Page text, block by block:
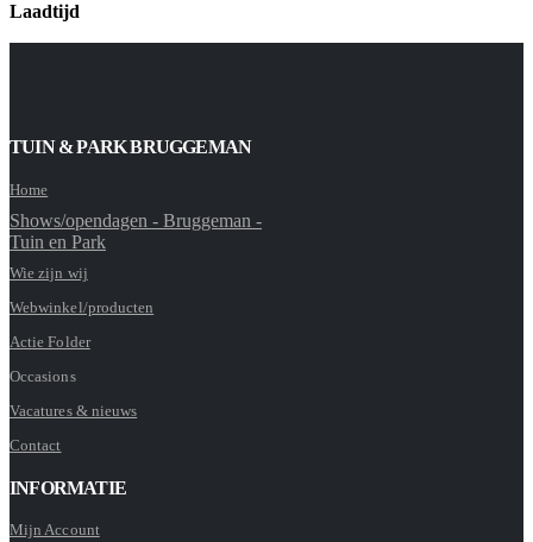
Laadtijd
TUIN & PARK BRUGGEMAN
Home
Shows/opendagen - Bruggeman -
Tuin en Park
Wie zijn wij
Webwinkel/producten
Actie Folder
Occasions
Vacatures & nieuws
Contact
INFORMATIE
Mijn Account